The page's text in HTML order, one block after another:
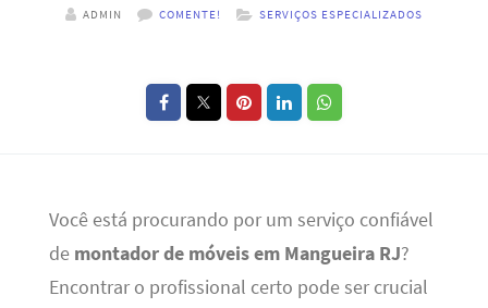
ADMIN COMENTE! SERVIÇOS ESPECIALIZADOS
Você está procurando por um serviço confiável
de montador de móveis em Mangueira RJ?
Encontrar o profissional certo pode ser crucial